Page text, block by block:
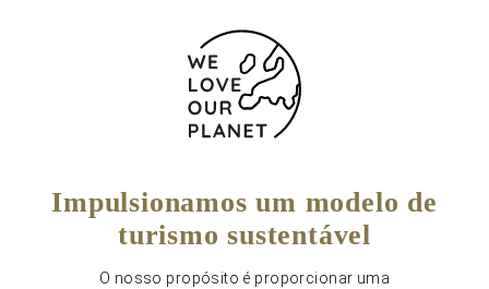
Impulsionamos um modelo de
turismo sustentável
O nosso propósito é proporcionar uma